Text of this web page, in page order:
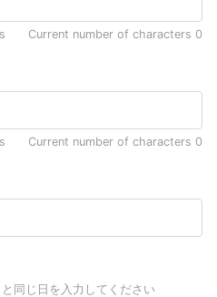
Current number of characters 0
Current number of characters 0
同じ日を入力してください